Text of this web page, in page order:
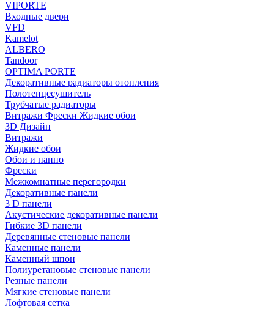
VIPORTE
Входные двери
VFD
Kamelot
ALBERO
Tandoor
OPTIMA PORTE
Декоративные радиаторы отопления
Полотенцесушитель
Трубчатые радиаторы
Витражи Фрески Жидкие обои
3D Дизайн
Витражи
Жидкие обои
Обои и панно
Фрески
Межкомнатные перегородки
Декоративные панели
3 D панели
Акустические декоративные панели
Гибкие 3D панели
Деревянные стеновые панели
Каменные панели
Каменный шпон
Полиуретановые стеновые панели
Резные панели
Мягкие стеновые панели
Лофтовая сетка